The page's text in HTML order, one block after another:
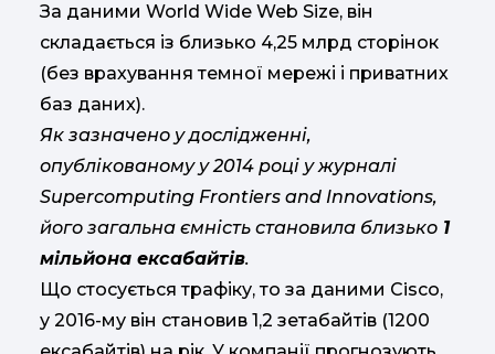
За даними World Wide Web Size, він
складається із близько 4,25 млрд сторінок
(без врахування темної мережі і приватних
баз даних).
Як зазначено у дослідженні,
опублікованому у 2014 році у журналі
Supercomputing Frontiers and Innovations,
його загальна ємність становила близько 1
мільйона ексабайтів.
Що стосується трафіку, то за даними Cisco,
у 2016-му він становив 1,2 зетабайтів (1200